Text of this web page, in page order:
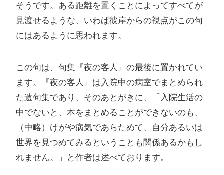
そうです。ある距離を置くことによってすべてが
見渡せるような、いわば彼岸からの視点がこの句
にはあるように思われます。
この句は、句集『夜の客人』の最後に置かれてい
ます。『夜の客人』は入院中の病室でまとめられ
た遺句集であり、そのあとがきに、「入院生活の
中でないと、本をまとめることができないのも、
（中略）けがや病気であらためて、自分あるいは
世界を見つめてみるということも関係あるかもし
れません。」と作者は述べております。